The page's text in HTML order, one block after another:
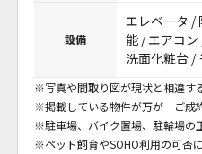
設備
エレベータ /
能 / エアコ
洗面化粧台 /
※写真や間取り図が現状と相違す
※掲載している物件が万が一ご成
※駐車場、バイク置場、駐輪場の
※ペット飼育やSOHO利用の可否